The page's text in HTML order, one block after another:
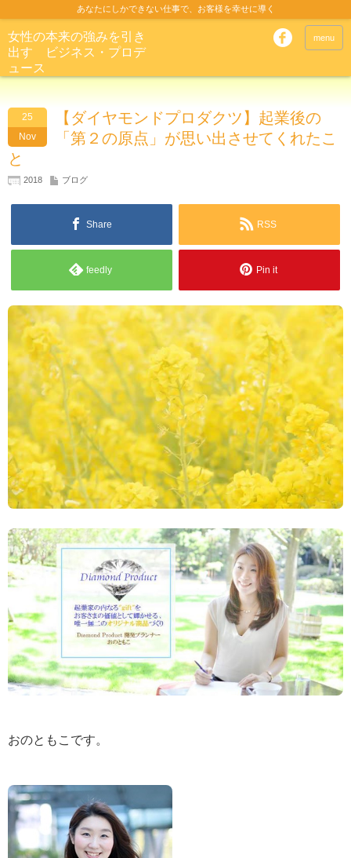
あなたにしかできない仕事で、お客様を幸せに導く
女性の本来の強みを引き
出す ビジネス・プロデ
ュース
menu
25
Nov
【ダイヤモンドプロダクツ】起業後の
「第２の原点」が思い出させてくれたこ
と
2018 ブログ
Share RSS
feedly Pin it
おのともこです。